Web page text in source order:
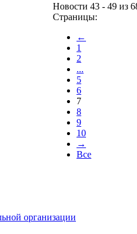
Новости 43 - 49 из
Страницы:
←
1
2
...
5
6
7
8
9
10
→
Все
организации